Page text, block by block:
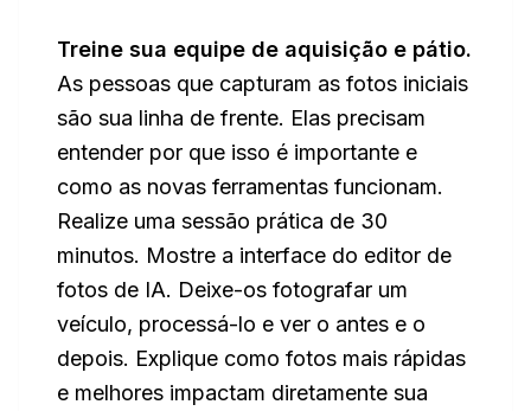
Treine sua equipe de aquisição e pátio.
As pessoas que capturam as fotos iniciais
são sua linha de frente. Elas precisam
entender por que isso é importante e
como as novas ferramentas funcionam.
Realize uma sessão prática de 30
minutos. Mostre a interface do editor de
fotos de IA. Deixe-os fotografar um
veículo, processá-lo e ver o antes e o
depois. Explique como fotos mais rápidas
e melhores impactam diretamente sua